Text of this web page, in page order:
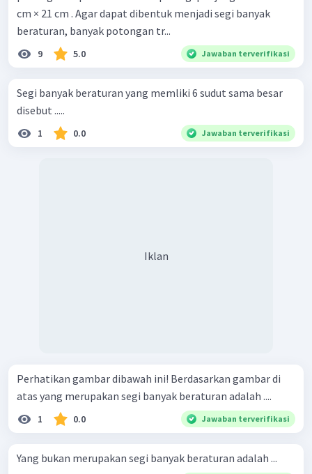
cm × 21 cm . Agar dapat dibentuk menjadi segi banyak
beraturan, banyak potongan tr...
9 5.0 Jawaban terverifikasi
Segi banyak beraturan yang memliki 6 sudut sama besar
disebut .....
1 0.0 Jawaban terverifikasi
Iklan
Perhatikan gambar dibawah ini! Berdasarkan gambar di
atas yang merupakan segi banyak beraturan adalah ....
1 0.0 Jawaban terverifikasi
Yang bukan merupakan segi banyak beraturan adalah ...